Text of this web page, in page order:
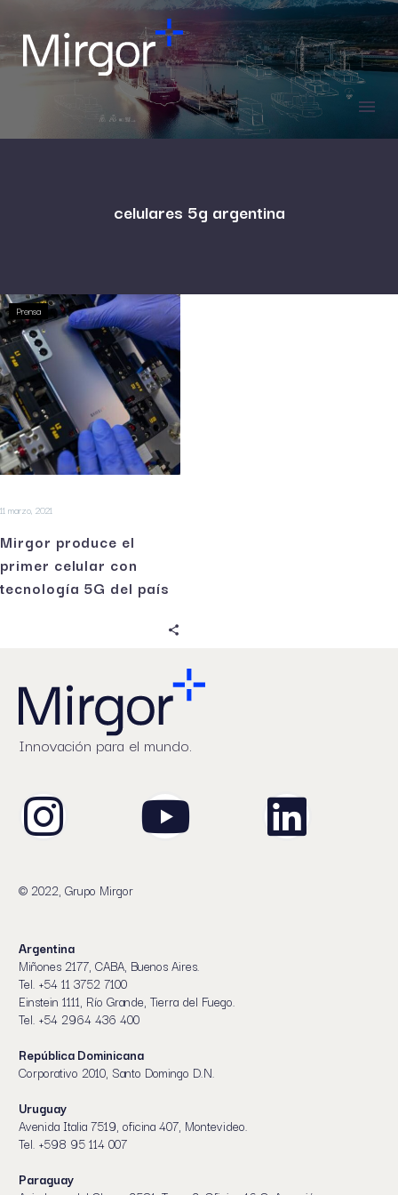
celulares 5g argentina
Prensa
11 marzo, 2021
Mirgor produce el
primer celular con
tecnología 5G del país
Innovación para el mundo.
© 2022, Grupo Mirgor
Argentina
Miñones 2177, CABA, Buenos Aires.
Tel. +54 11 3752 7100
Einstein 1111, Río Grande, Tierra del Fuego.
Tel. +54 2964 436 400
República Dominicana
Corporativo 2010, Santo Domingo D.N.
Uruguay
Avenida Italia 7519, oficina 407, Montevideo.
Tel. +598 95 114 007
Paraguay